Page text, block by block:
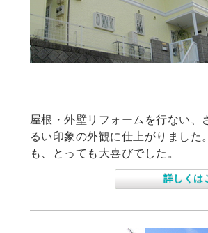
屋根・外壁リフォームを行ない、
るい印象の外観に仕上がりました
も、とっても大喜びでした。
詳しくは